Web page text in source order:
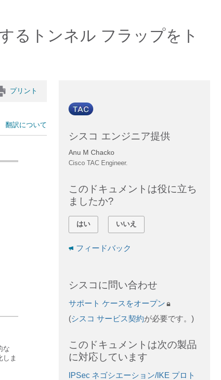
るトンネル フラップをト
プリント
翻訳について
な
しま
シスコ エンジニア提供
Anu M Chacko
Cisco TAC Engineer.
このドキュメントは役に立ち
ましたか?
はい いいえ
フィードバック
シスコに問い合わせ
サポート ケースをオープン
(シスコ サービス契約が必要です。)
このドキュメントは次の製品
に対応しています
IPSec ネゴシエーション/IKE プロト